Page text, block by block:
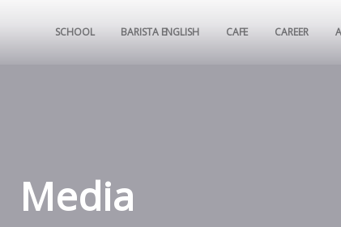
SCHOOL BARISTA ENGLISH CAFE CAREER
Media